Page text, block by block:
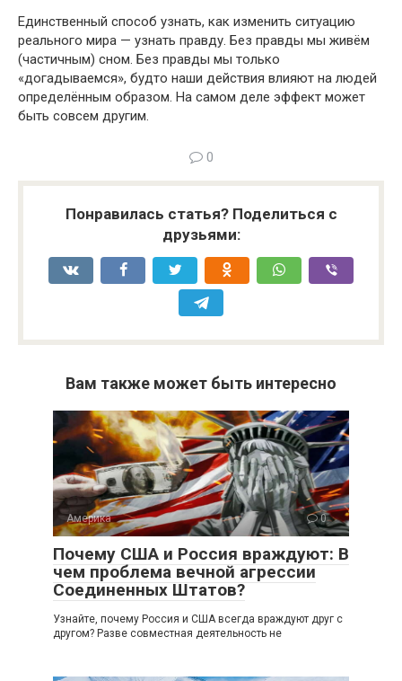
Единственный способ узнать, как изменить ситуацию
реального мира — узнать правду. Без правды мы живём
(частичным) сном. Без правды мы только
«догадываемся», будто наши действия влияют на людей
определённым образом. На самом деле эффект может
быть совсем другим.
0
Понравилась статья? Поделиться с
друзьями:
Вам также может быть интересно
Америка 0
Почему США и Россия враждуют: В
чем проблема вечной агрессии
Соединенных Штатов?
Узнайте, почему Россия и США всегда враждуют друг с
другом? Разве совместная деятельность не